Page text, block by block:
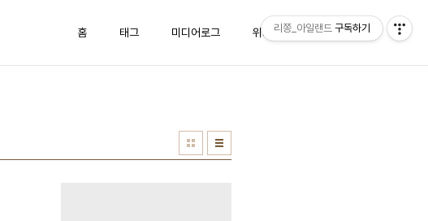
홈 태그 미디어로그 위치로그 방명록
리쫑_아일랜드 구독하기